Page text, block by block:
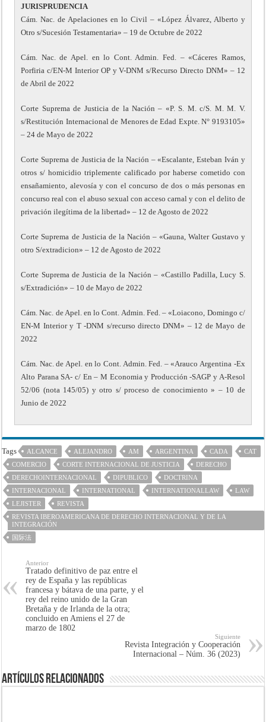
JURISPRUDENCIA
Cám. Nac. de Apelaciones en lo Civil – «López Álvarez, Alberto y
Otro s/Sucesión Testamentaria» – 19 de Octubre de 2022
Cám. Nac. de Apel. en lo Cont. Admin. Fed. – «Cáceres Ramos,
Porfiria c/EN-M Interior OP y V-DNM s/Recurso Directo DNM» – 12
de Abril de 2022
Corte Suprema de Justicia de la Nación – «P. S. M. c/S. M. M. V.
s/Restitución Internacional de Menores de Edad Expte. N° 9193105»
– 24 de Mayo de 2022
Corte Suprema de Justicia de la Nación – «Escalante, Esteban Iván y
otros s/ homicidio triplemente calificado por haberse cometido con
ensañamiento, alevosía y con el concurso de dos o más personas en
concurso real con el abuso sexual con acceso carnal y con el delito de
privación ilegítima de la libertad» – 12 de Agosto de 2022
Corte Suprema de Justicia de la Nación – «Gauna, Walter Gustavo y
otro S/extradicion» – 12 de Agosto de 2022
Corte Suprema de Justicia de la Nación – «Castillo Padilla, Lucy S.
s/Extradición» – 10 de Mayo de 2022
Cám. Nac. de Apel. en lo Cont. Admin. Fed. – «Loiacono, Domingo c/
EN-M Interior y T -DNM s/recurso directo DNM» – 12 de Mayo de
2022
Cám. Nac. de Apel. en lo Cont. Admin. Fed. – «Arauco Argentina -Ex
Alto Parana SA- c/ En – M Economia y Producción -SAGP y A-Resol
52/06 (nota 145/05) y otro s/ proceso de conocimiento » – 10 de
Junio de 2022
Tags ALCANCE ALEJANDRO AM ARGENTINA CADA
CAT
COMERCIO
CORTE INTERNACIONAL DE JUSTICIA
DERECHO
DERECHOINTERNACIONAL
DIPUBLICO
DOCTRINA
INTERNACIONAL
INTERNATIONAL INTERNATIONALLAW
LAW
LEJISTER
REVISTA
REVISTA IBEROAMERICANA DE DERECHO INTERNACIONAL Y DE LA
INTEGRACIÓN
国际法
Anterior
Tratado definitivo de paz entre el
rey de España y las repúblicas
francesa y bátava de una parte, y el
rey del reino unido de la Gran
Bretaña y de Irlanda de la otra;
concluido en Amiens el 27 de
marzo de 1802
Siguiente
Revista Integración y Cooperación
Internacional – Núm. 36 (2023)
Artículos Relacionados